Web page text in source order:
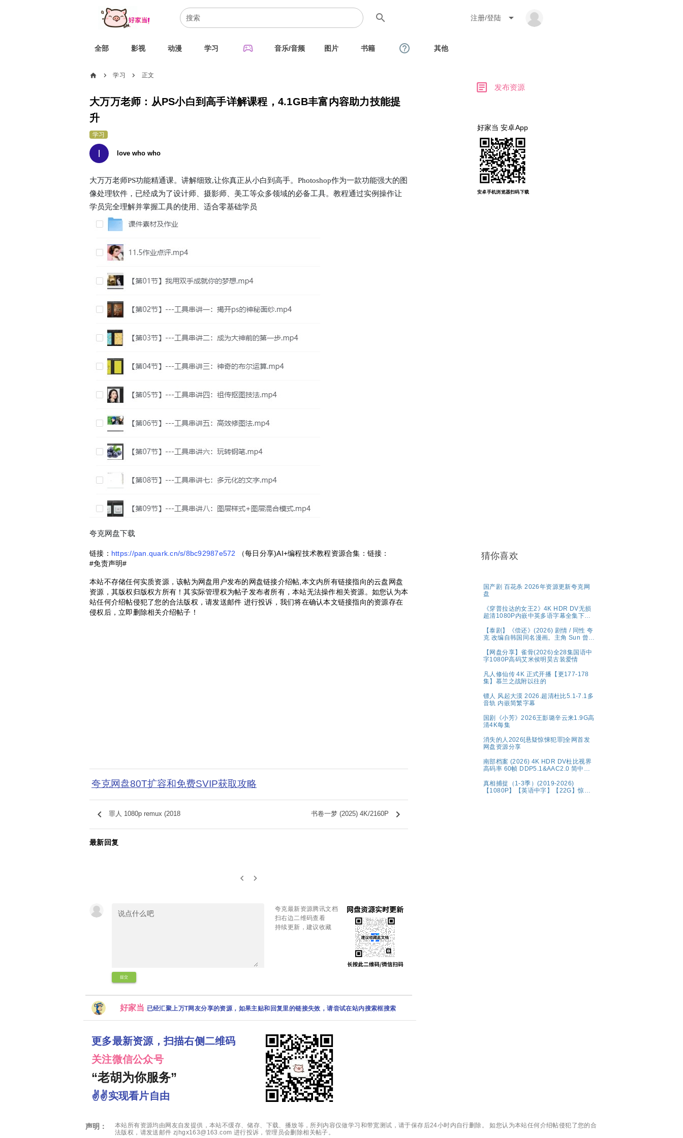
search 注册/登陆 arrow_drop_down
全部 影视 动漫 学习 sports_esports 音乐/音频 图片 书籍 help_outline 其他
home chevron_right 学习 chevron_right 正文
大万万老师：从PS小白到高手详解课程，4.1GB丰富内容助力技能提
升
学习
l love who who
大万万老师PS功能精通课。讲解细致,让你真正从小白到高手。Photoshop作为一款功能强大的图
像处理软件，已经成为了设计师、摄影师、美工等众多领域的必备工具。教程通过实例操作让
学员完全理解并掌握工具的使用、适合零基础学员
夸克网盘下载
链接： https://pan.quark.cn/s/8bc92987e572 （每日分享)AI+编程技术教程资源合集：链接：
#免责声明#
本站不存储任何实质资源，该帖为网盘用户发布的网盘链接介绍帖,本文内所有链接指向的云盘网盘
资源，其版权归版权方所有！其实际管理权为帖子发布者所有，本站无法操作相关资源。如您认为本
站任何介绍帖侵犯了您的合法版权，请发送邮件 进行投诉，我们将在确认本文链接指向的资源存在
侵权后，立即删除相关介绍帖子！
夸克网盘80T扩容和免费SVIP获取攻略
keyboard_arrow_left 罪人 1080p remux (2018 书卷一梦 (2025) 4K/2160P keyboard_arrow_right
最新回复
keyboard_arrow_left keyboard_arrow_right
提交
夸克最新资源腾讯文档
扫右边二维码查看
持续更新，建议收藏
好家当 已经汇聚上万T网友分享的资源，如果主贴和回复里的链接失效，请尝试在站内搜索框搜索
更多最新资源，扫描右侧二维码
关注微信公众号
“老胡为你服务”
✌✌实现看片自由
article 发布资源
好家当 安卓App
安卓手机浏览器扫码下载
猜你喜欢
国产剧 百花杀 2026年资源更新夸克网
盘
《穿普拉达的女王2》4K HDR DV无损
超清1080P内嵌中英多语字幕全集下载
【泰剧】《偿还》(2026) 剧情 / 同性 夸
克 改编自韩国同名漫画。主角 Sun 曾为
中展开复仇与救赎之路。
【网盘分享】雀骨(2026)全28集国语中
字1080P高码艾米侯明昊古装爱情
凡人修仙传 4K 正式开播【更177-178
集】慕兰之战附以往的
镖人 风起大漠 2026.超清杜比5.1-7.1多
音轨 内嵌简繁字幕
国剧《小芳》2026王影璐辛云来1.9G高
清4K每集
消失的人2026[悬疑惊悚犯罪]全网首发
网盘资源分享
南部档案‎ (2026) 4K HDR DV杜比视界
高码率 60帧 DDP5.1&AAC2.0 简中字
真相捕捉（1-3季）(2019-2026)
【1080P】【英语中字】【22G】惊悚
声明：
本站所有资源均由网友自发提供，本站不缓存、储存、下载、播放等，所列内容仅做学习和带宽测试，请于保存后24小时内自行删除。 如您认为本站任何介绍帖侵犯了您的合
法版权，请发送邮件 zjhgx163@163.com 进行投诉，管理员会删除相关帖子。